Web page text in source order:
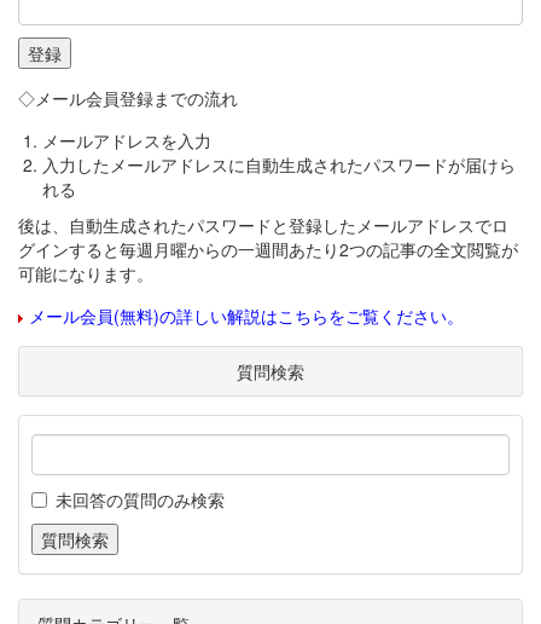
◇メール会員登録までの流れ
メールアドレスを入力
入力したメールアドレスに自動生成されたパスワードが届けら
れる
後は、自動生成されたパスワードと登録したメールアドレスでロ
グインすると毎週月曜からの一週間あたり2つの記事の全文閲覧が
可能になります。
メール会員(無料)の詳しい解説はこちらをご覧ください。
質問検索
未回答の質問のみ検索